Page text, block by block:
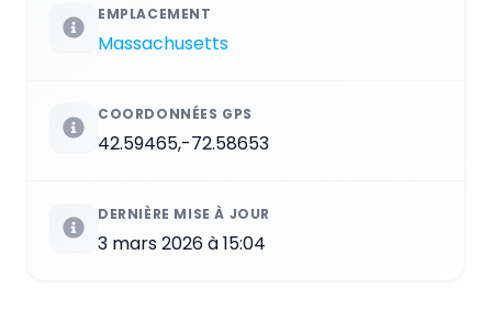
EMPLACEMENT
Massachusetts
COORDONNÉES GPS
42.59465,-72.58653
DERNIÈRE MISE À JOUR
3 mars 2026 à 15:04